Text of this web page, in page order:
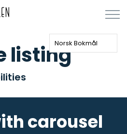
listing
carousel
Norsk Bokmål